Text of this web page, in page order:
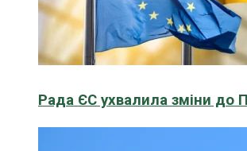
Рада ЄС ухвалила зміни до